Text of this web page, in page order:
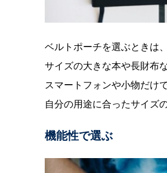
ベルトポーチを選ぶときは
サイズの大きな本や長財布
スマートフォンや小物だけ
自分の用途に合ったサイズ
機能性で選ぶ